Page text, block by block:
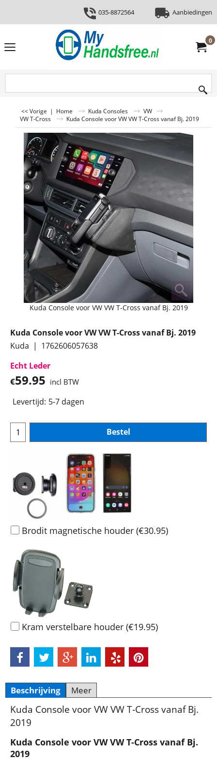
035-8872564 Aanbiedingen
0
<< Vorige | Home Kuda Consoles
VW
VW T-Cross
Kuda Console voor VW VW T-Cross vanaf Bj. 2019
Kuda Console voor VW VW T-Cross vanaf Bj. 2019
Kuda Console voor VW VW T-Cross vanaf Bj. 2019
Kuda
1762606057638
Echt Leder
€59.95 incl BTW
Levertijd: 5-7 dagen
Bestel
Brodit magnetische houder (€30.95)
Kram verstelbare houder (€19.95)
Beschrijving Meer
Kuda Console voor VW VW T-Cross vanaf Bj.
2019
Kuda Console voor VW VW T-Cross vanaf Bj.
2019